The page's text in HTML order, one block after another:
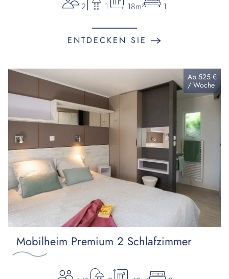
2 1 18m² 1
ENTDECKEN SIE
Ab 525 €
/ Woche
Mobilheim Premium 2 Schlafzimmer